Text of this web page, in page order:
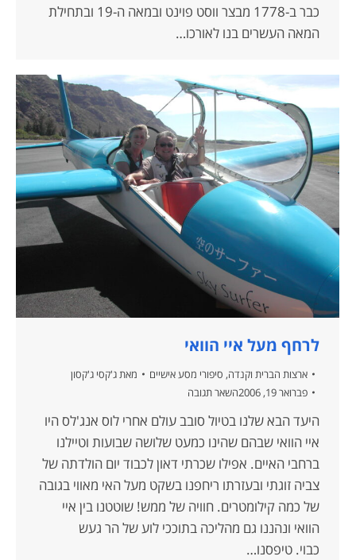
כבר ב-1778 מבצר ווסט פוינט ובמאה ה-19 ובתחילת
המאה העשרים בנו לאורכו…
לרחף מעל איי הוואי
ארצות הברית וקנדה, סיפורי מסע אישיים מאת ג'קסי ג'קסון
פברואר 19, 2006
השאר תגובה
היעד הבא שלנו בטיול סובב עולם אחרי לוס אנג'לס היו
איי הוואי שבהם שהינו כמעט שלושה שבועות וטיילנו
ברחבי האיים. אפילו שכרתי דאון לכבוד יום הולדתה של
צביה זוגתי ובעזרתו ריחפנו בשקט מעל האי מאווי בגובה
של כמה קילומטרים. חוויה של ממש! שוטטנו בין איי
הוואי ונהננו גם מהליכה בתוככי לוע של הר געש
כבוי. טיפסנו…